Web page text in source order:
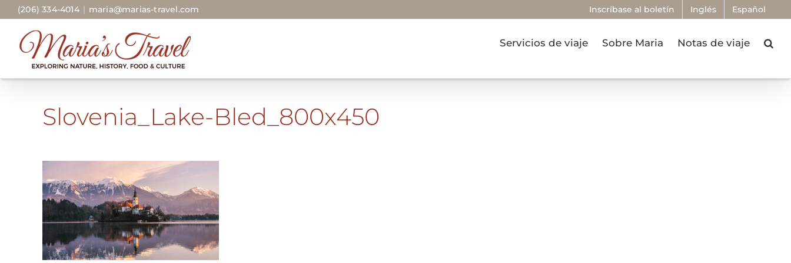
Skip
to
content
(206) 334-4014 | maria@marias-travel.com Inscríbase al boletín Inglés Español
Servicios de viaje Sobre Maria Notas de viaje
Slovenia_Lake-Bled_800x450